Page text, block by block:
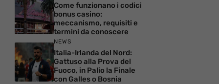
Come funzionano i codici
bonus casino:
meccanismo, requisiti e
termini da conoscere
NEWS
Italia-Irlanda del Nord:
Gattuso alla Prova del
Fuoco, in Palio la Finale
con Galles o Bosnia